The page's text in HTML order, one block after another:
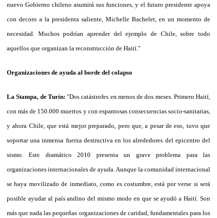
nuevo Gobierno chileno asumirá sus funciones, y el futuro presidente apoya
con decoro a la presidenta saliente, Michelle Bachelet, en un momento de
necesidad. Muchos podrían aprender del ejemplo de Chile, sobre todo
aquellos que organizan la reconstrucción de Haití."
Organizaciones de ayuda al borde del colapso
La Stampa, de Turín: "Dos catástrofes en menos de dos meses. Primero Haití,
con más de 150.000 muertos y con espantosas consecuencias socio-sanitarias,
y ahora Chile, que está mejor preparado, pero que, a pesar de eso, tuvo que
soportar una inmensa fuerza destructiva en los alrededores del epicentro del
sismo. Este dramático 2010 presenta un grave problema para las
organizaciones internacionales de ayuda. Aunque la comunidad internacional
se haya movilizado de inmediato, como es costumbre, está por verse si será
posible ayudar al país andino del mismo modo en que se ayudó a Haití. Son
más que nada las pequeñas organizaciones de caridad, fundamentales para los